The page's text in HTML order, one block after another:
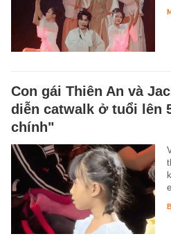
Con gái Thiên An và
diễn catwalk ở tuổi lên
chính"